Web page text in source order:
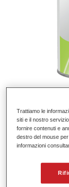
K9600
Codice
Continua a
Trattiamo le
siti e il nostro
fornire contenuti e
destro del mouse
informazioni